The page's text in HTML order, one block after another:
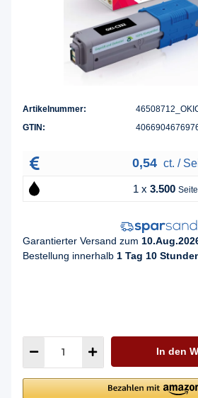
Artikelnummer:
GTIN:
0,54 ct. /
1 x 3.500
Garantierter Versand zum
Bestellung innerhalb 1 Tag 10
In den